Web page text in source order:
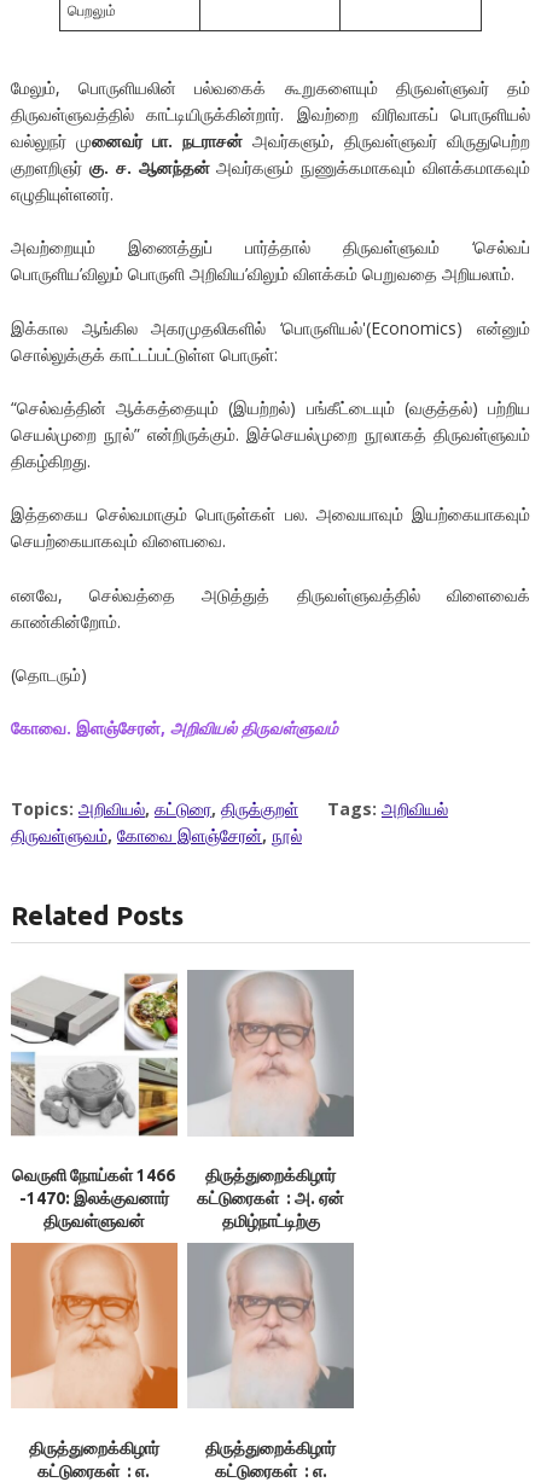
பெறலும்
மேலும், பொருளியலின் பல்வகைக் கூறுகளையும் திருவள்ளுவர் தம்
திருவள்ளுவத்தில் காட்டியிருக்கின்றார். இவற்றை விரிவாகப் பொருளியல்
வல்லுநர் முனைவர் பா. நடராசன் அவர்களும், திருவள்ளுவர் விருதுபெற்ற
குறளறிஞர் கு. ச. ஆனந்தன்அவர்களும் நுணுக்கமாகவும் விளக்கமாகவும்
எழுதியுள்ளனர்.
அவற்றையும் இணைத்துப் பார்த்தால் திருவள்ளுவம் ‘செல்வப்
பொருளிய’விலும் பொருளி அறிவிய’விலும் விளக்கம் பெறுவதை அறியலாம்.
இக்கால ஆங்கில அகரமுதலிகளில் ‘பொருளியல்'(Economics) என்னும்
சொல்லுக்குக் காட்டப்பட்டுள்ள பொருள்:
“செல்வத்தின் ஆக்கத்தையும் (இயற்றல்) பங்கீட்டையும் (வகுத்தல்) பற்றிய
செயல்முறை நூல்” என்றிருக்கும். இச்செயல்முறை நூலாகத் திருவள்ளுவம்
திகழ்கிறது.
இத்தகைய செல்வமாகும் பொருள்கள் பல. அவையாவும் இயற்கையாகவும்
செயற்கையாகவும் விளைபவை.
எனவே, செல்வத்தை அடுத்துத் திருவள்ளுவத்தில் விளைவைக்
காண்கின்றோம்.
(தொடரும்)
கோவை. இளஞ்சேரன், அறிவியல் திருவள்ளுவம்
Topics: அறிவியல், கட்டுரை, திருக்குறள் Tags: அறிவியல்
திருவள்ளுவம், கோவை இளஞ்சேரன், நூல்
Related Posts
வெருளி நோய்கள் 1466
-1470: இலக்குவனார்
திருவள்ளுவன்
திருத்துறைக்கிழார்
கட்டுரைகள் : அ. ஏன்
தமிழ்நாட்டிற்கு
விடுதலை?
திருத்துறைக்கிழார்
கட்டுரைகள் : எ.
திருத்துறைக்கிழார்
கட்டுரைகள் : எ.